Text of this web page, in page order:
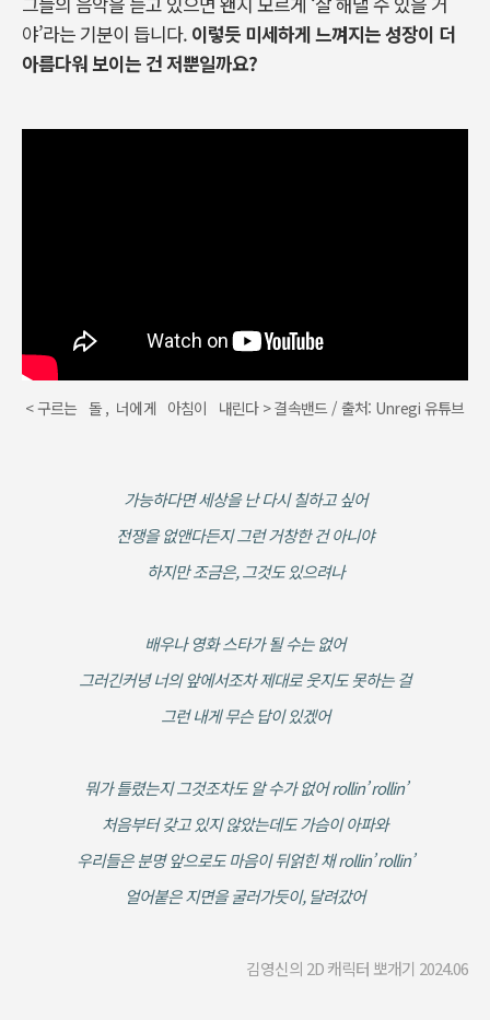
야’라는 기분이 듭니다. 이렇듯 미세하게 느껴지는 성장이 더
아름다워 보이는 건 저뿐일까요?
< 구르는 돌 , 너에게 아침이 내린다 > 결속밴드 / 출처: Unregi 유튜브
가능하다면 세상을 난 다시 칠하고 싶어
전쟁을 없앤다든지 그런 거창한 건 아니야
하지만 조금은, 그것도 있으려나
배우나 영화 스타가 될 수는 없어
그러긴커녕 너의 앞에서조차 제대로 웃지도 못하는 걸
그런 내게 무슨 답이 있겠어
뭐가 틀렸는지 그것조차도 알 수가 없어 rollin’ rollin’
처음부터 갖고 있지 않았는데도 가슴이 아파와
우리들은 분명 앞으로도 ​마음이 뒤얽힌 채 rollin’ rollin’
얼어붙은 지면을 굴러가듯이, 달려갔어
김영신의 2D 캐릭터 뽀개기 2024.06